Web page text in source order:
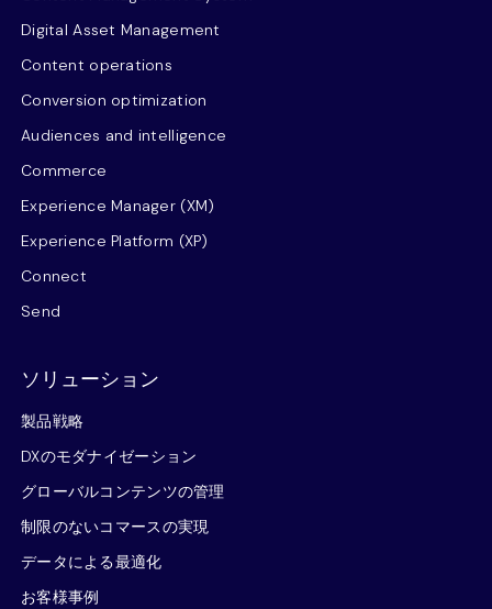
Digital Asset Management
Content operations
Conversion optimization
Audiences and intelligence
Commerce
Experience Manager (XM)
Experience Platform (XP)
Connect
Send
ソリューション
製品戦略
DXのモダナイゼーション
グローバルコンテンツの管理
制限のないコマースの実現
データによる最適化
お客様事例